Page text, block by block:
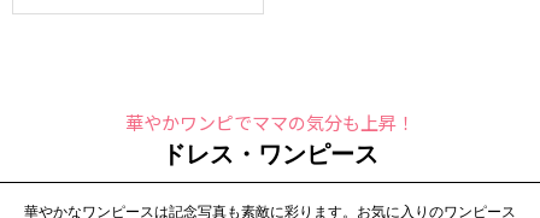
華やかワンピでママの気分も上昇！
ドレス・ワンピース
華やかなワンピースは記念写真も素敵に彩ります。お気に入りのワンピース